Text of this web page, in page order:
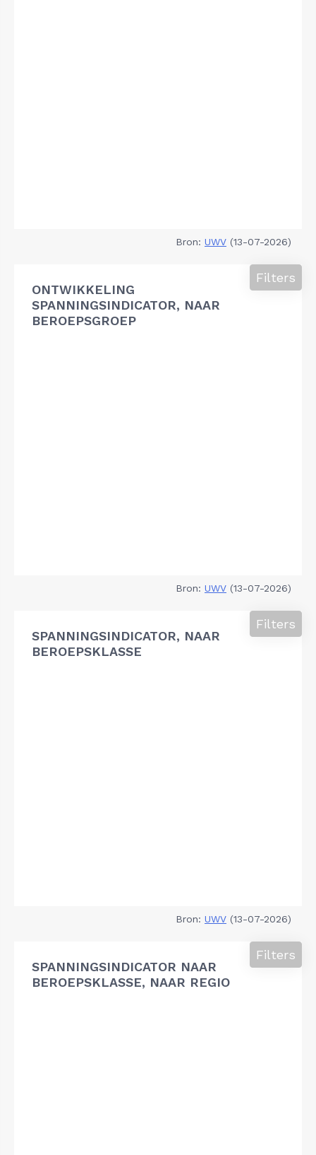
Bron: UWV (13-07-2026)
ONTWIKKELING
SPANNINGSINDICATOR, NAAR
BEROEPSGROEP
Filters
Bron: UWV (13-07-2026)
SPANNINGSINDICATOR, NAAR
BEROEPSKLASSE
Filters
Bron: UWV (13-07-2026)
SPANNINGSINDICATOR NAAR
BEROEPSKLASSE, NAAR REGIO
Filters